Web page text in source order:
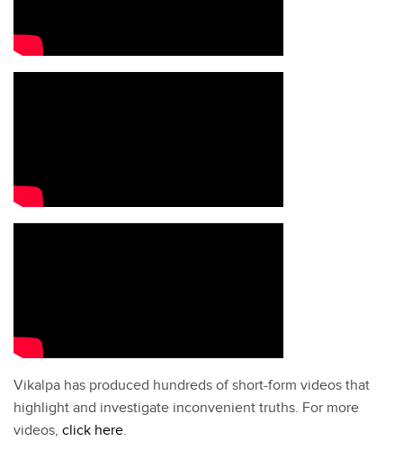
Vikalpa has produced hundreds of short-form videos that
highlight and investigate inconvenient truths. For more
videos, click here.